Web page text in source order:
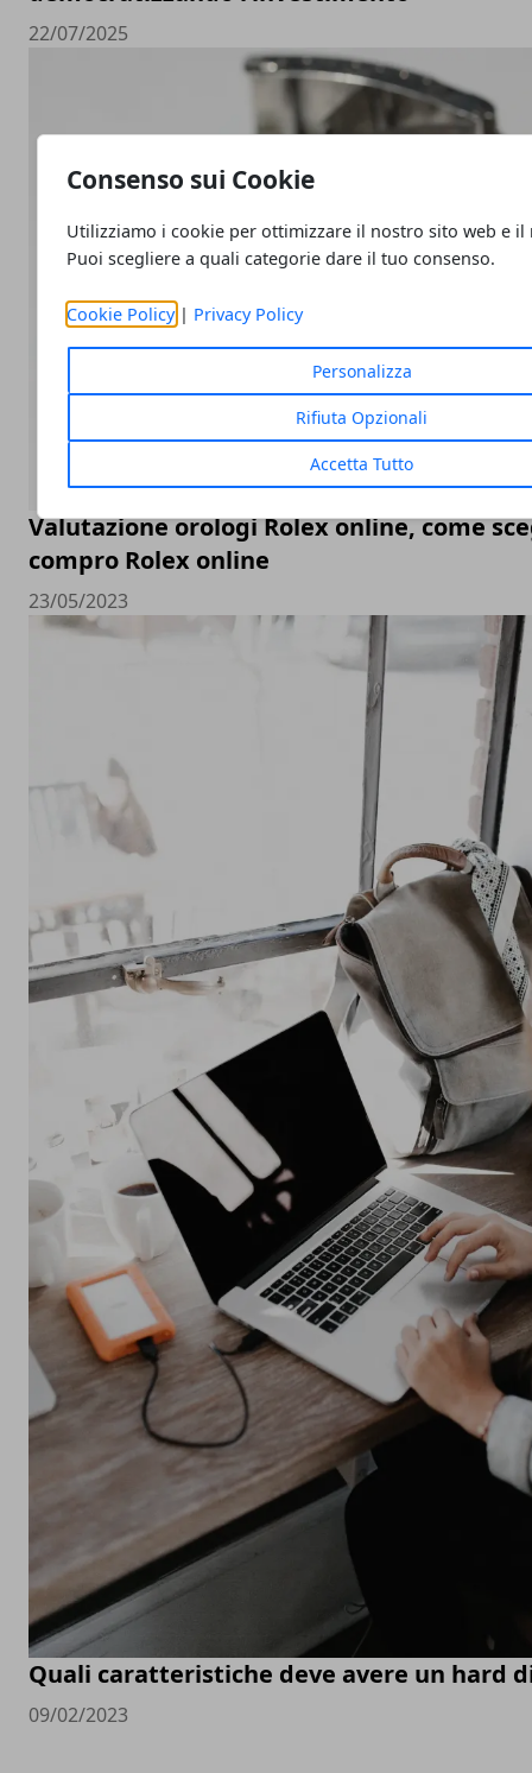
Consenso sui Cookie
Utilizziamo i cookie per ottimizzare il nostro sito web e il
Puoi scegliere a quali categorie dare il tuo consenso.
Cookie Policy| Privacy Policy
Personalizza
Rifiuta Opzionali
Accetta Tutto
22/07/2025
Valutazione orologi Rolex online, come
compro Rolex online
23/05/2023
Quali caratteristiche deve avere un hard
09/02/2023